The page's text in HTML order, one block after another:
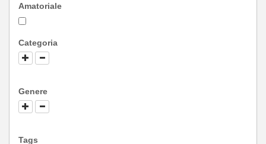
Amatoriale
Categoria
Genere
Tags